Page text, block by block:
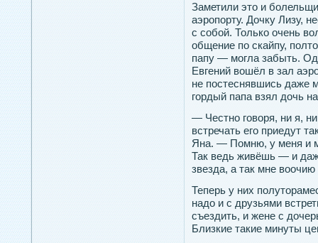
Заметили это и
аэропорту. Дочку Лизу,
с собой. Только очень
общение по скайпу,
папу — могла забыть.
Евгений вошёл в зал
не постеснявшись даже
гордый папа взял дочь
— Честно говоря, ни я,
встречать его приедут
Яна. — Помню, у меня и
Так ведь живёшь — и
звезда, а так мне
Теперь у них
надο и с друзьями
съездить, и жене с
Близкие такие минуты